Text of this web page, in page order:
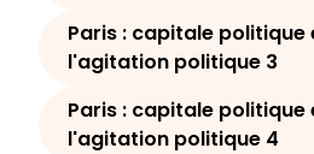
Paris : capitale
l'agitation politique 3
Paris : capitale
l'agitation politique 4